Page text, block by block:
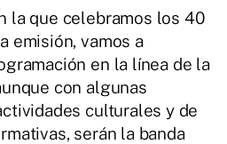
la que celebramos los 40
emisión, vamos a
en la línea de la
con algunas
culturales y de
serán la banda